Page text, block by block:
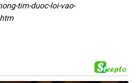
tim-duoc-loi-vao-